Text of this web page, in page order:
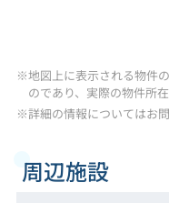
※地図上に表示される物件
のであり、実際の物件所
※詳細の情報についてはお
周辺施設